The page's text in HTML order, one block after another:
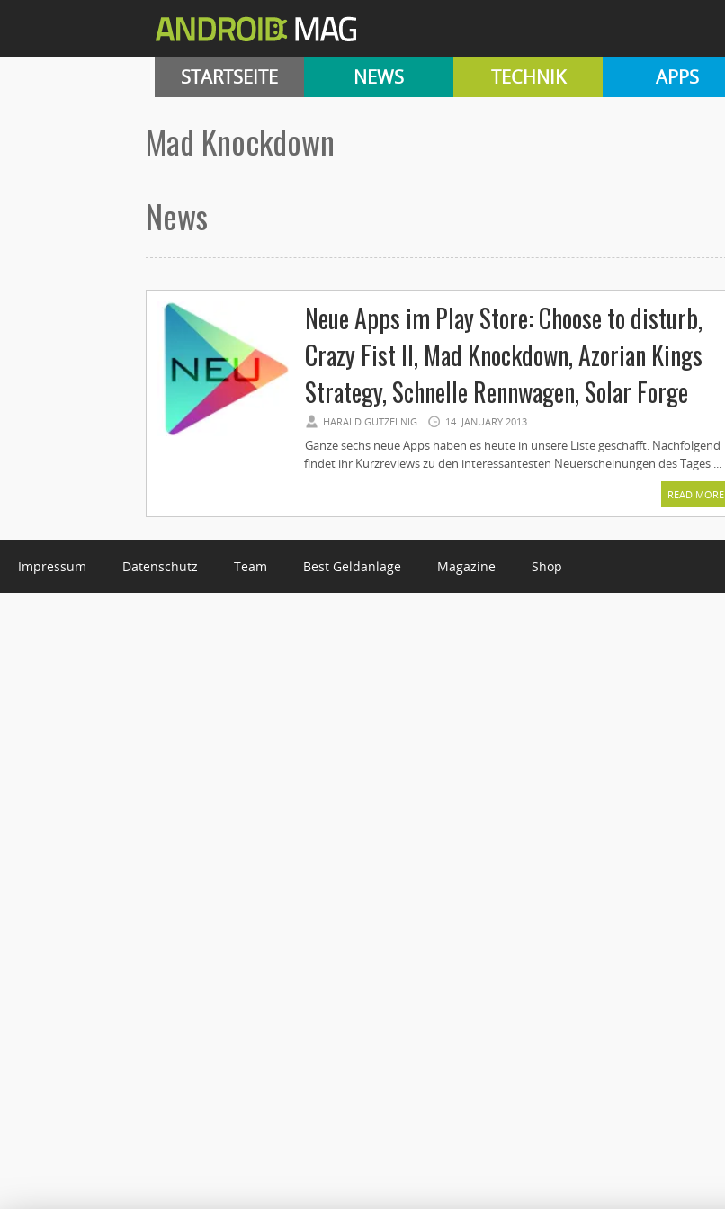
STARTSEITE NEWS TECHNIK APPS
Mad Knockdown
News
Neue Apps im Play Store: Choose to disturb,
Crazy Fist II, Mad Knockdown, Azorian Kings
Strategy, Schnelle Rennwagen, Solar Forge
HARALD GUTZELNIG 14. JANUARY 2013
Ganze sechs neue Apps haben es heute in unsere Liste geschafft. Nachfolgend
findet ihr Kurzreviews zu den interessantesten Neuerscheinungen des Tages ...
READ MORE
Impressum Datenschutz Team Best Geldanlage Magazine Shop